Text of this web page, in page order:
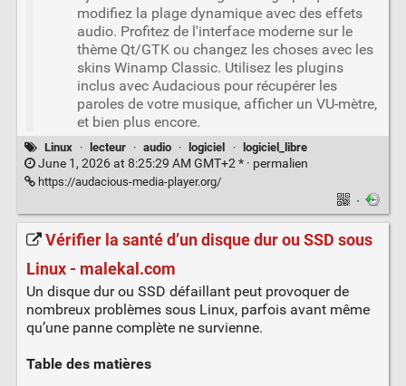
modifiez la plage dynamique avec des effets
audio. Profitez de l'interface moderne sur le
thème Qt/GTK ou changez les choses avec les
skins Winamp Classic. Utilisez les plugins
inclus avec Audacious pour récupérer les
paroles de votre musique, afficher un VU-mètre,
et bien plus encore.
Linux · lecteur · audio · logiciel · logiciel_libre
June 1, 2026 at 8:25:29 AM GMT+2 * · permalien
https://audacious-media-player.org/
·
Vérifier la santé d’un disque dur ou SSD sous
Linux - malekal.com
Un disque dur ou SSD défaillant peut provoquer de
nombreux problèmes sous Linux, parfois avant même
qu’une panne complète ne survienne.
Table des matières